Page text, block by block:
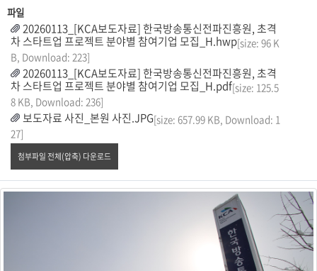
파일
20260113_[KCA보도자료] 한국방송통신전파진흥원, 초격
차 스타트업 프로젝트 분야별 참여기업 모집_H.hwp[size: 96 K
B, Download: 223]
20260113_[KCA보도자료] 한국방송통신전파진흥원, 초격
차 스타트업 프로젝트 분야별 참여기업 모집_H.pdf[size: 125.5
8 KB, Download: 236]
보도자료 사진_본원 사진.JPG[size: 657.99 KB, Download: 1
27]
첨부파일 전체(압축) 다운로드